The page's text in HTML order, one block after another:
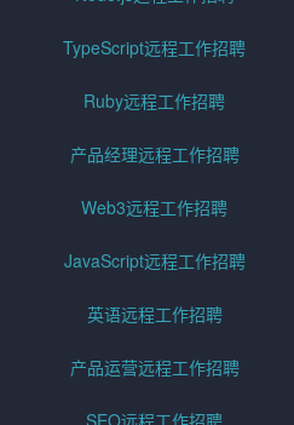
TypeScript远程工作招聘
Ruby远程工作招聘
产品经理远程工作招聘
Web3远程工作招聘
JavaScript远程工作招聘
英语远程工作招聘
产品运营远程工作招聘
SEO远程工作招聘